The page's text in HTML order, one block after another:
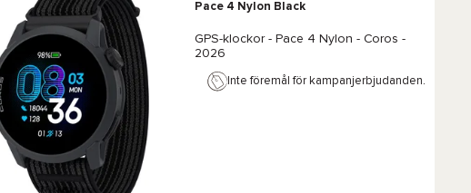
Pace 4 Nylon Black
GPS-klockor - Pace 4 Nylon - Coros -
2026
Inte föremål för kampanjerbjudanden.